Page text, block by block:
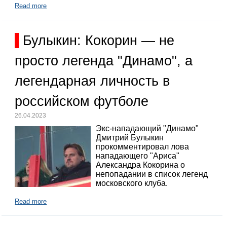
Read more
Булыкин: Кокорин — не
просто легенда "Динамо", а
легендарная личность в
российском футболе
26.04.2023
Экс-нападающий "Динамо"
Дмитрий Булыкин
прокомментировал лова
нападающего "Ариса"
Александра Кокорина о
непопадании в список легенд
московского клуба.
Read more